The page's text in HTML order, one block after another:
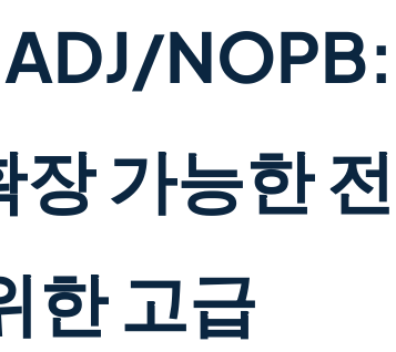
NOPB:
가능한 전
한 고급